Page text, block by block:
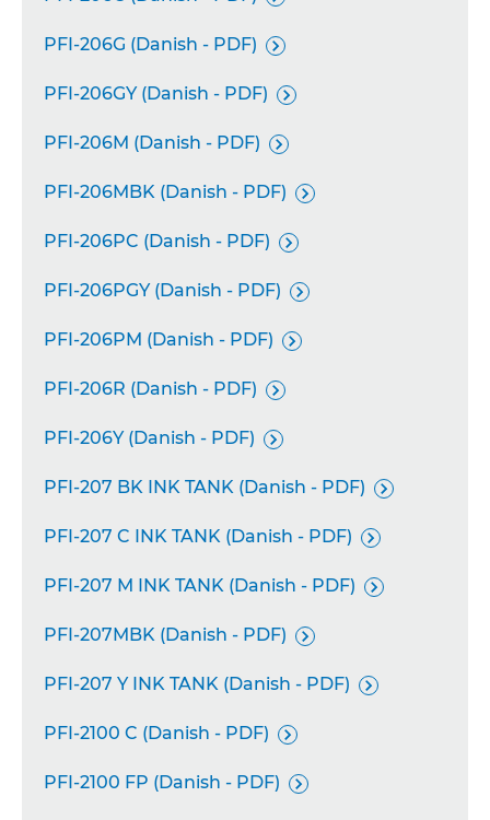
PFI-206G (Danish - PDF) 
PFI-206GY (Danish - PDF) 
PFI-206M (Danish - PDF) 
PFI-206MBK (Danish - PDF) 
PFI-206PC (Danish - PDF) 
PFI-206PGY (Danish - PDF) 
PFI-206PM (Danish - PDF) 
PFI-206R (Danish - PDF) 
PFI-206Y (Danish - PDF) 
PFI-207 BK INK TANK (Danish - PDF) 
PFI-207 C INK TANK (Danish - PDF) 
PFI-207 M INK TANK (Danish - PDF) 
PFI-207MBK (Danish - PDF) 
PFI-207 Y INK TANK (Danish - PDF) 
PFI-2100 C (Danish - PDF) 
PFI-2100 FP (Danish - PDF) 